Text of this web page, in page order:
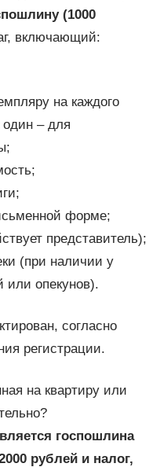
(1000
включающий:
на каждого
один – для
форме;
представитель);
(при наличии у
или опекунов).
согласно
регистрации.
на квартиру или
госпошлина
рублей и налог,